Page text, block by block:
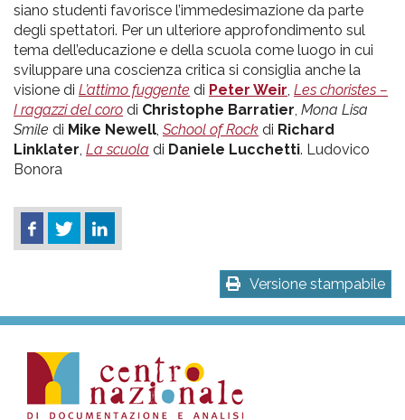
siano studenti favorisce l’immedesimazione da parte
degli spettatori. Per un ulteriore approfondimento sul
tema dell’educazione e della scuola come luogo in cui
sviluppare una coscienza critica si consiglia anche la
visione di L’attimo fuggente di Peter Weir, Les choristes –
I ragazzi del coro di Christophe Barratier, Mona Lisa
Smile di Mike Newell, School of Rock di Richard
Linklater, La scuola di Daniele Lucchetti. Ludovico
Bonora
Versione stampabile